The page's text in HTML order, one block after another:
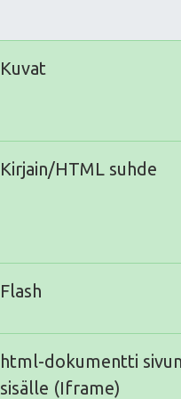
Kuvat
Kirjain/HTML suhde
Flash
html-dokumentti sivun
sisälle (Iframe)